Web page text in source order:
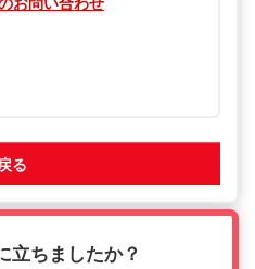
る
立ちましたか？